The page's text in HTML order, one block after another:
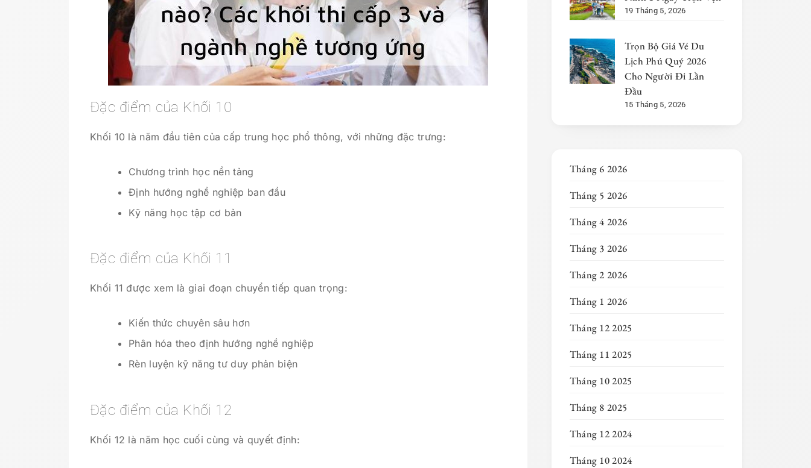
Đặc điểm của Khối 10
Khối 10 là năm đầu tiên của cấp trung học phổ thông, với những đặc trưng:
Chương trình học nền tảng
Định hướng nghề nghiệp ban đầu
Kỹ năng học tập cơ bản
Đặc điểm của Khối 11
Khối 11 được xem là giai đoạn chuyển tiếp quan trọng:
Kiến thức chuyên sâu hơn
Phân hóa theo định hướng nghề nghiệp
Rèn luyện kỹ năng tư duy phản biện
Đặc điểm của Khối 12
Khối 12 là năm học cuối cùng và quyết định:
19 Tháng 5, 2026
Trọn Bộ Giá Vé Du
Lịch Phú Quý 2026
Cho Người Đi Lần
Đầu
15 Tháng 5, 2026
Tháng 6 2026
Tháng 5 2026
Tháng 4 2026
Tháng 3 2026
Tháng 2 2026
Tháng 1 2026
Tháng 12 2025
Tháng 11 2025
Tháng 10 2025
Tháng 8 2025
Tháng 12 2024
Tháng 10 2024